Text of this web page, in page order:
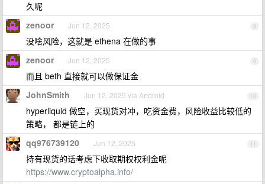
久呢
8
zenoor Jun 12, 2025
没啥风险，这就是 ethena 在做的事
9
zenoor Jun 12, 2025
而且 beth 直接就可以做保证金
10
JohnSmith Jun 12, 2025 via Android
hyperliquid 做空，买现货对冲，吃资金费，风险收益比较低的
策略， 都是链上的
11
qq976739120 Jun 12, 2025
持有现货的话考虑下收取期权权利金呢
https://www.cryptoalpha.info/